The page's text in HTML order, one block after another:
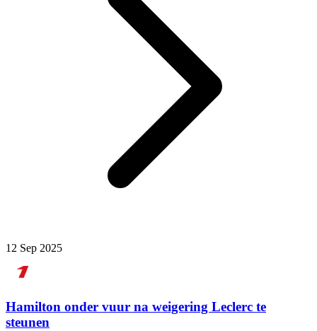
12 Sep 2025
Hamilton onder vuur na weigering Leclerc te
steunen